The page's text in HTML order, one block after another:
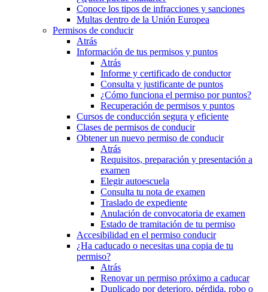
Conoce los tipos de infracciones y sanciones
Multas dentro de la Unión Europea
Permisos de conducir
Atrás
Información de tus permisos y puntos
Atrás
Informe y certificado de conductor
Consulta y justificante de puntos
¿Cómo funciona el permiso por puntos?
Recuperación de permisos y puntos
Cursos de conducción segura y eficiente
Clases de permisos de conducir
Obtener un nuevo permiso de conducir
Atrás
Requisitos, preparación y presentación a
examen
Elegir autoescuela
Consulta tu nota de examen
Traslado de expediente
Anulación de convocatoria de examen
Estado de tramitación de tu permiso
Accesibilidad en el permiso conducir
¿Ha caducado o necesitas una copia de tu
permiso?
Atrás
Renovar un permiso próximo a caducar
Duplicado por deterioro, pérdida, robo o